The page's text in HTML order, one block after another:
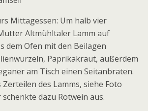
Mittagessen: Um halb vier
Altmühltaler Lamm auf
dem Ofen mit den Beilagen
Paprikakraut, außerdem
am Tisch einen Seitanbraten.
Zerteilen des Lamms, siehe Foto
dazu Rotwein aus.